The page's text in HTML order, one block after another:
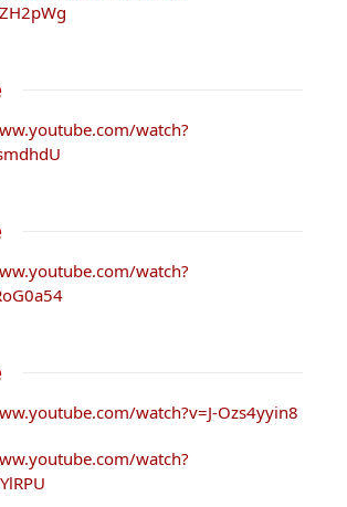
watch?
watch?
watch?v=J-Ozs4yyin8
watch?